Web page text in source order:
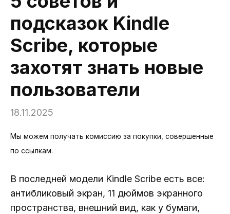
подсказок Kindle
Scribe, которые
захотят знать новые
пользователи
18.11.2025
Мы можем получать комиссию за покупки, совершенные
по ссылкам.
В последней модели Kindle Scribe есть все:
антибликовый экран, 11 дюймов экранного
пространства, внешний вид, как у бумаги,